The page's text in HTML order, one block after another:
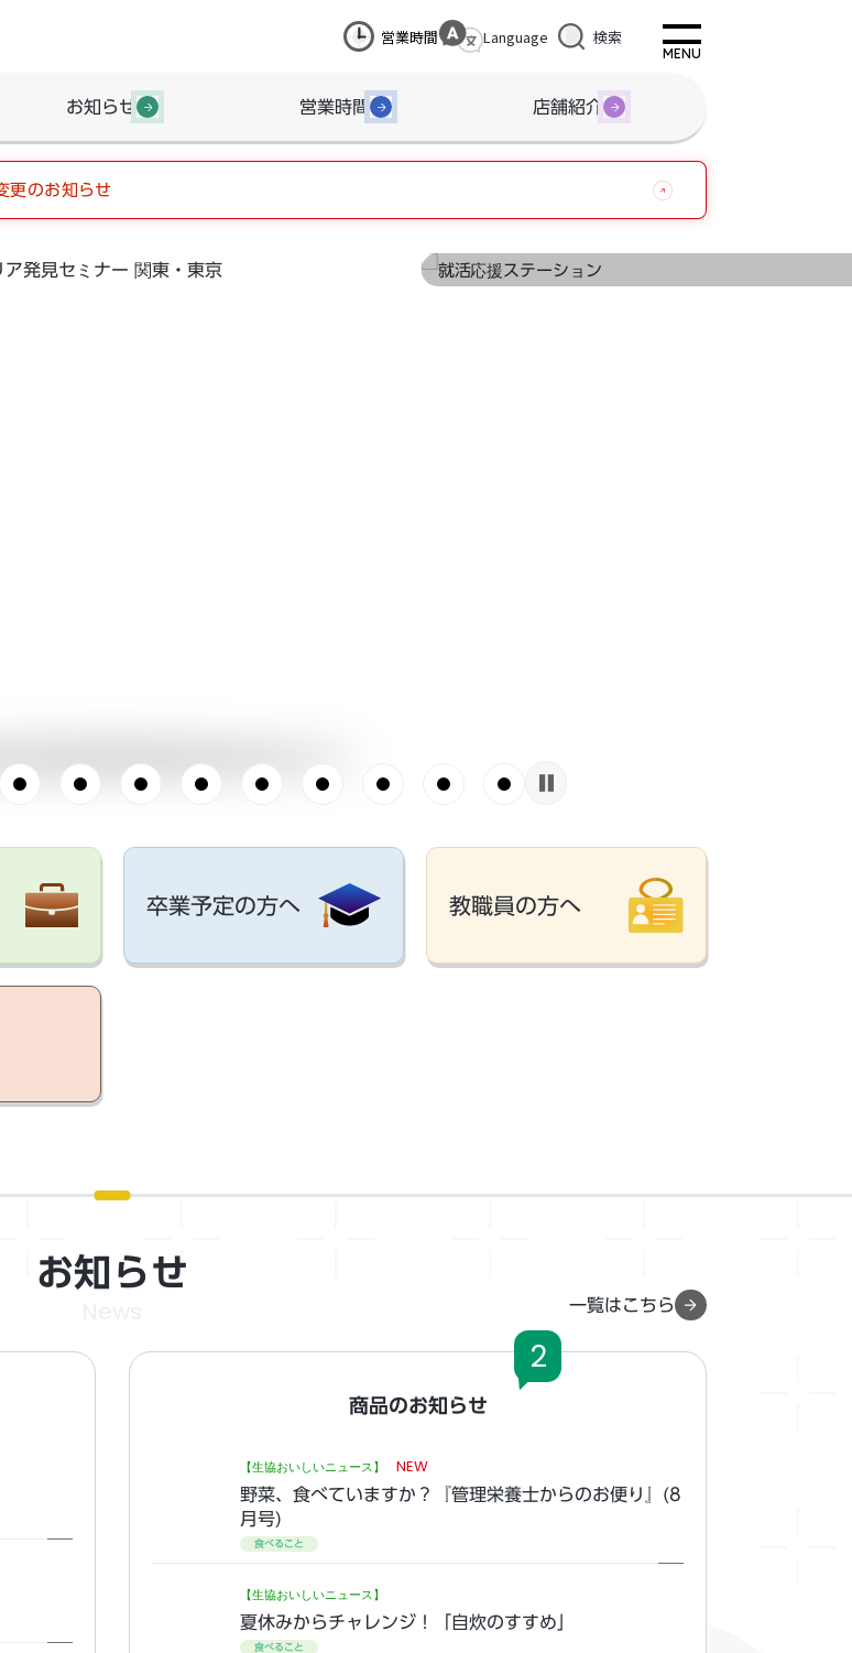
営業時間 Language 検索
お知らせ 営業時間 店舗紹介
更のお知らせ
卒業予定の方へ 教職員の方へ
お知らせ
一覧はこちら
2
商品のお知らせ
【生協おいしいニュース】 NEW
野菜、食べていますか？『管理栄養士からのお便り』(8
月号)
食べること
【生協おいしいニュース】
夏休みからチャレンジ！「自炊のすすめ」
食べること